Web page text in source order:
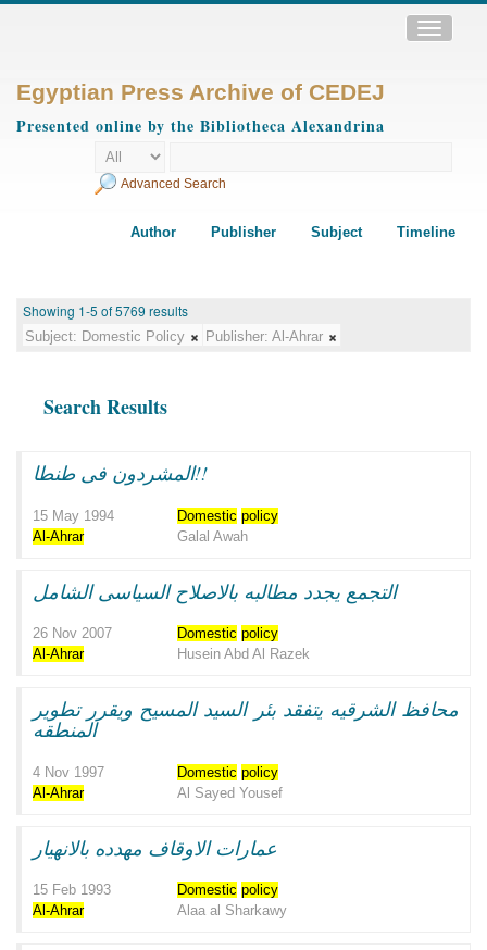
Toggle
Egyptian Press Archive of CEDEJ
Presented online by the Bibliotheca Alexandrina
Advanced Search
Author Publisher Subject Timeline
Showing 1-5 of 5769 results
Subject: Domestic Policy Publisher: Al-Ahrar
Search Results
المشردون فى طنطا!!
15 May 1994 Domestic policy
Al-Ahrar
Galal Awah
التجمع يجدد مطالبه بالاصلاح السياسى الشامل
26 Nov 2007 Domestic policy
Al-Ahrar
Husein Abd Al Razek
محافظ الشرقيه يتفقد بئر السيد المسيح ويقرر تطوير
المنطقه
4 Nov 1997 Domestic policy
Al-Ahrar
Al Sayed Yousef
عمارات الاوقاف مهدده بالانهيار
15 Feb 1993 Domestic policy
Al-Ahrar
Alaa al Sharkawy